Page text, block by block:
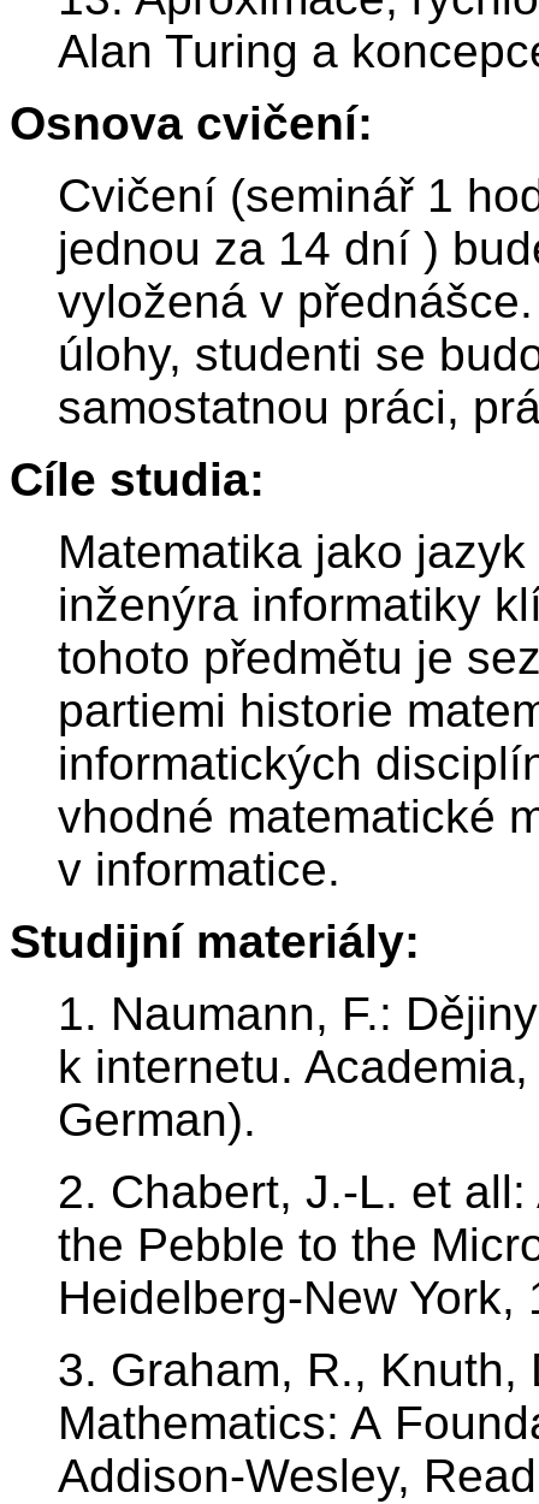
Alan Turing a
Osnova cvičení:
Cvičení (seminář 1
jednou za 14 dní )
vyložená v
úlohy, studenti se
samostatnou práci,
Cíle studia:
Matematika jako
inženýra informatiky
tohoto předmětu je
partiemi historie
informatických
vhodné matematické
v informatice.
Studijní materiály:
1. Naumann, F.:
k internetu.
German).
2. Chabert, J.-L. et
the Pebble to the
Heidelberg-New York,
3. Graham, R.,
Mathematics: A
Addison-Wesley,